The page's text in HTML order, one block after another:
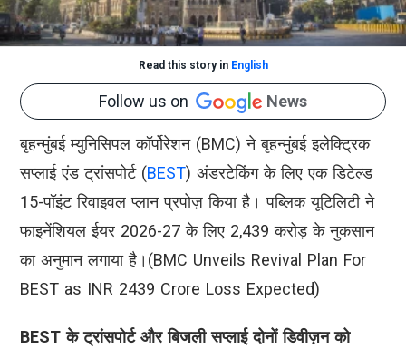
Read this story in English
Follow us on News
बृहन्मुंबई म्युनिसिपल कॉर्पोरेशन (BMC) ने बृहन्मुंबई इलेक्ट्रिक
सप्लाई एंड ट्रांसपोर्ट (BEST) अंडरटेकिंग के लिए एक डिटेल्ड
15-पॉइंट रिवाइवल प्लान प्रपोज़ किया है। पब्लिक यूटिलिटी ने
फाइनेंशियल ईयर 2026-27 के लिए 2,439 करोड़ के नुकसान
का अनुमान लगाया है।(BMC Unveils Revival Plan For
BEST as INR 2439 Crore Loss Expected)
BEST के ट्रांसपोर्ट और बिजली सप्लाई दोनों डिवीज़न को